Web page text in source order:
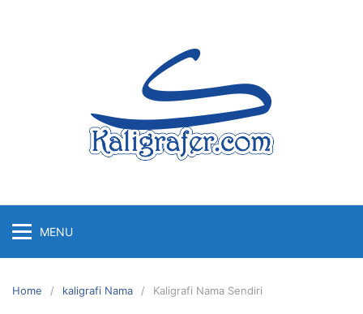
MENU
Home kaligrafi Nama Kaligrafi Nama Sendiri